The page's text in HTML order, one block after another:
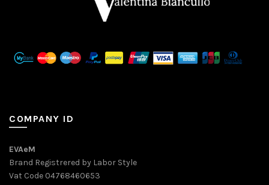
COMPANY ID
EVAeM
Brand Registrered by Labor Style
Vat Code 04768460653